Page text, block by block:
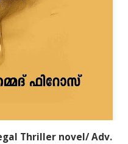
ഒരു
ജീവിതം പലപ്പോഴും
ഓരോ നിമിഷവും, ഒരുവൻ
അതാണ് ഈ
എത്ര
സാധാരണയുടെ
അസാധാരണതയുടെ കഥ.
ചെറിയതല്ല.
Thriller novel/ Adv.